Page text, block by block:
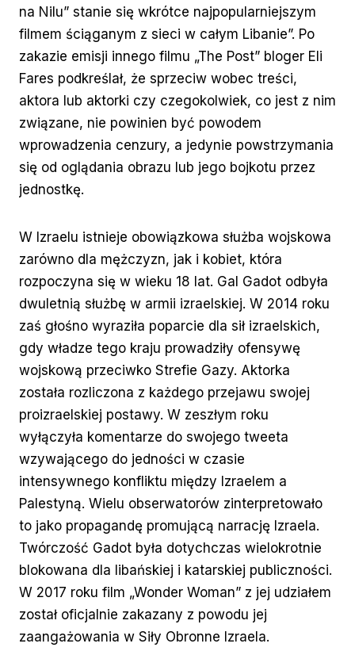
na Nilu” stanie się wkrótce najpopularniejszym
filmem ściąganym z sieci w całym Libanie”. Po
zakazie emisji innego filmu „The Post” bloger Eli
Fares podkreślał, że sprzeciw wobec treści,
aktora lub aktorki czy czegokolwiek, co jest z nim
związane, nie powinien być powodem
wprowadzenia cenzury, a jedynie powstrzymania
się od oglądania obrazu lub jego bojkotu przez
jednostkę.
W Izraelu istnieje obowiązkowa służba wojskowa
zarówno dla mężczyzn, jak i kobiet, która
rozpoczyna się w wieku 18 lat. Gal Gadot odbyła
dwuletnią służbę w armii izraelskiej. W 2014 roku
zaś głośno wyraziła poparcie dla sił izraelskich,
gdy władze tego kraju prowadziły ofensywę
wojskową przeciwko Strefie Gazy. Aktorka
została rozliczona z każdego przejawu swojej
proizraelskiej postawy. W zeszłym roku
wyłączyła komentarze do swojego tweeta
wzywającego do jedności w czasie
intensywnego konfliktu między Izraelem a
Palestyną. Wielu obserwatorów zinterpretowało
to jako propagandę promującą narrację Izraela.
Twórczość Gadot była dotychczas wielokrotnie
blokowana dla libańskiej i katarskiej publiczności.
W 2017 roku film „Wonder Woman” z jej udziałem
został oficjalnie zakazany z powodu jej
zaangażowania w Siły Obronne Izraela.